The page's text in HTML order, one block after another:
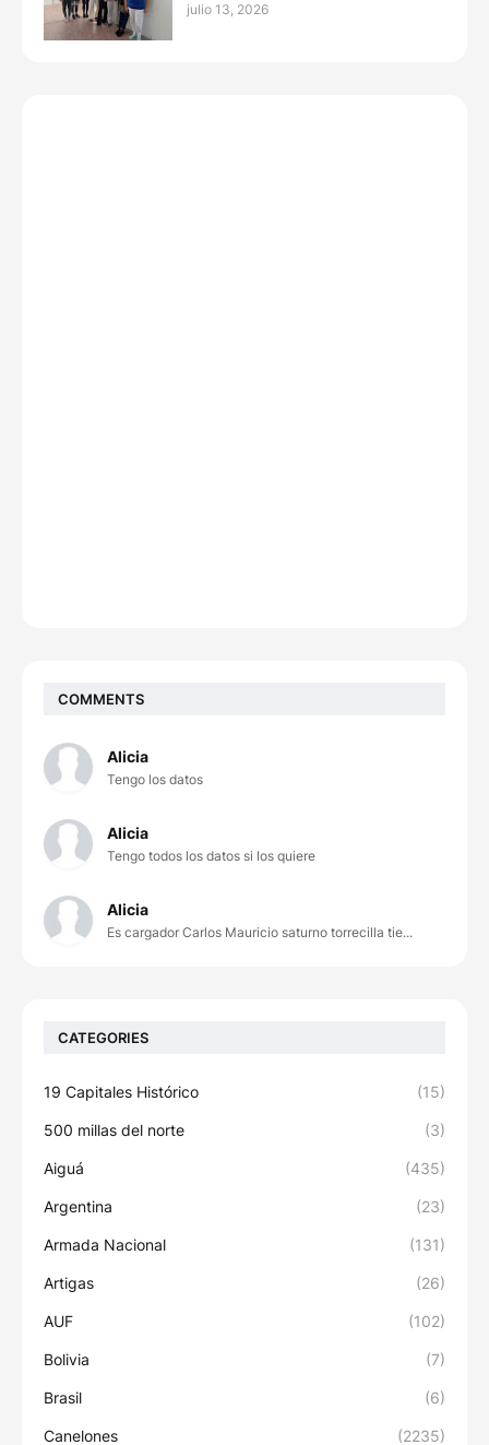
julio 13, 2026
COMMENTS
Alicia
Tengo los datos
Alicia
Tengo todos los datos si los quiere
Alicia
Es cargador Carlos Mauricio saturno torrecilla tie...
CATEGORIES
19 Capitales Histórico (15)
500 millas del norte (3)
Aiguá (435)
Argentina (23)
Armada Nacional (131)
Artigas (26)
AUF (102)
Bolivia (7)
Brasil (6)
Canelones (2235)